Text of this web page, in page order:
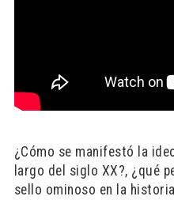
¿Cómo se manifestó la
largo del siglo XX?, ¿qué
sello ominoso en la